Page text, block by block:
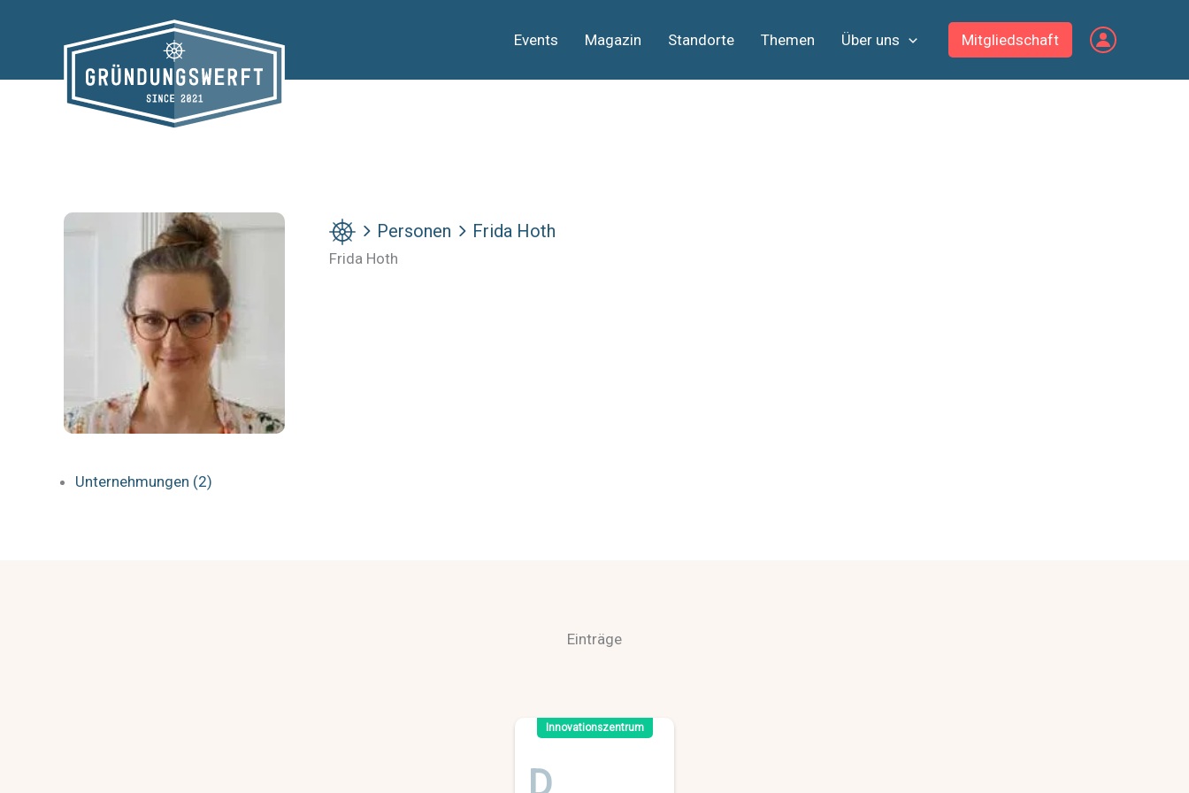
Events Magazin Standorte Themen Über uns Mitgliedschaft
Unternehmungen (2)
Personen Frida Hoth
Frida Hoth
Einträge
Innovationszentrum
D